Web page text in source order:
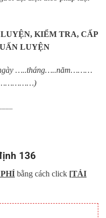
KIỂM TRA, CẤP
LUYỆN
…..tháng…..năm………
136
bằng cách click [TẢI